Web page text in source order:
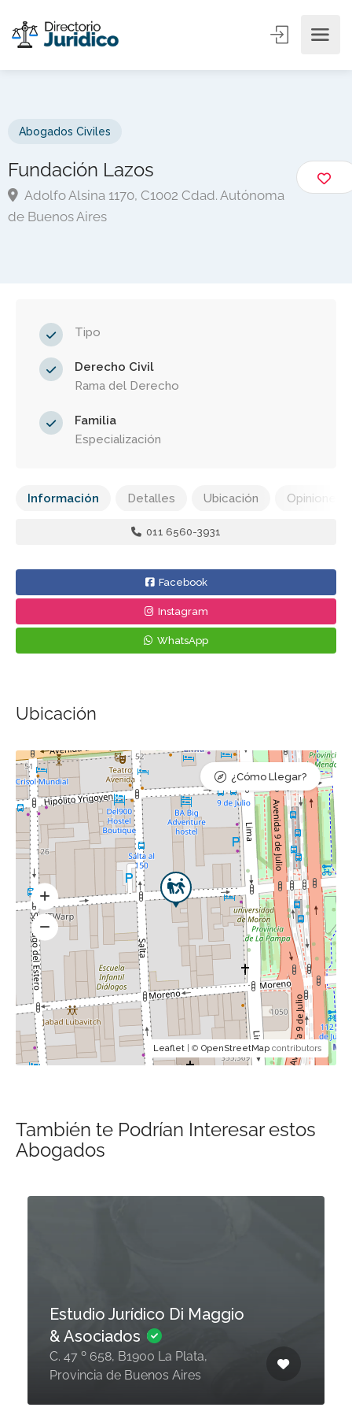
Abogados Civiles
Fundación Lazos
Adolfo Alsina 1170, C1002 Cdad. Autónoma
de Buenos Aires
Tipo
Derecho Civil
Rama del Derecho
Familia
Especialización
Información Detalles Ubicación Opiniones
011 6560-3931
Facebook
Instagram
WhatsApp
Ubicación
Leaflet | © OpenStreetMap contributors
¿Cómo Llegar?
También te Podrían Interesar estos
Abogados
Estudio Jurídico Di Maggio
& Asociados
C. 47 º 658, B1900 La Plata,
Provincia de Buenos Aires